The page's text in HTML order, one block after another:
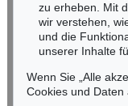
Mobil:
zu erheben. Mit
wir verstehen,
und die
unserer Inhalte
Wenn Sie „Alle
Cookies und Daten